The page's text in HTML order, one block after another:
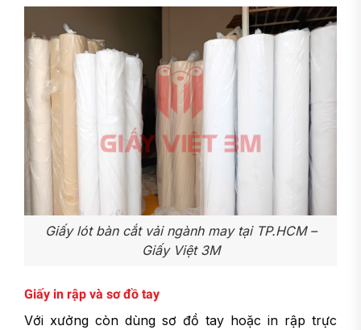
Giấy lót bàn cắt vải ngành may tại TP.HCM –
Giấy Việt 3M
Giấy in rập và sơ đồ tay
Với xưởng còn dùng sơ đồ tay hoặc in rập trực